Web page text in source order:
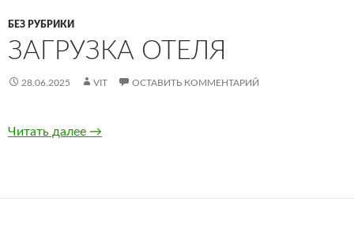
БЕЗ РУБРИКИ
ЗАГРУЗКА ОТЕЛЯ
28.06.2025 VIT ОСТАВИТЬ КОММЕНТАРИЙ
Читать далее Загрузка отеля
→